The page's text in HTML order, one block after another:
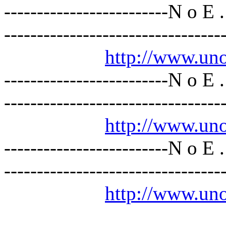
-------------------------N o E
http://
-------------------------N o E
http://
-------------------------N o E
http://